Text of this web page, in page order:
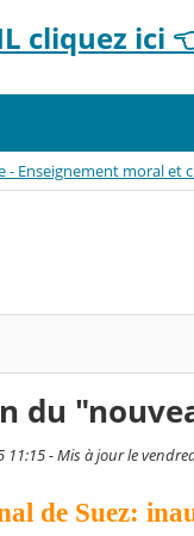
cliquez ici
- Enseignement moral et
du
- Mis à jour le
de Suez: